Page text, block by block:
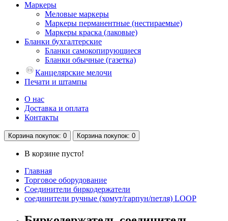
Маркеры
Меловые маркеры
Маркеры перманентные (нестираемые)
Маркеры краска (лаковые)
Бланки бухгалтерские
Бланки самокопирующиеся
Бланки обычные (газетка)
Канцелярские мелочи
Печати и штампы
О нас
Доставка и оплата
Контакты
Корзинапокупок: 0 Корзинапокупок: 0
В корзине пусто!
Главная
Торговое оборудование
Соединители биркодержатели
соединители ручные (хомут/гарпун/петля) LOOP